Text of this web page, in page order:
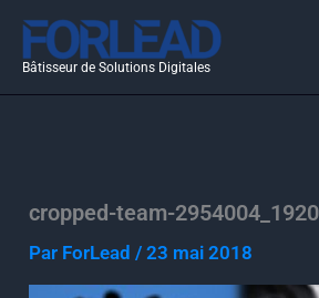
Aller
contenu
Bâtisseur de Solutions Digitales
cropped-team-
Par ForLead/23 mai 2018